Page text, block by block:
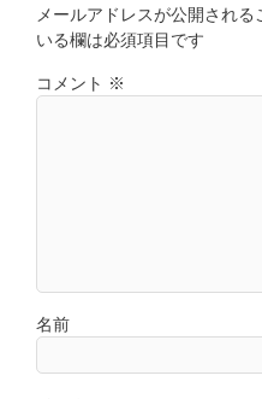
メールアドレスが公開される
いる欄は必須項目です
コメント ※
名前